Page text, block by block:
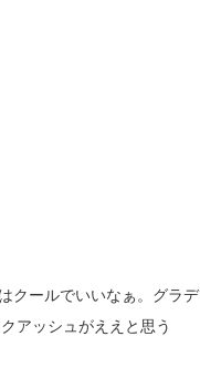
クールでいいなぁ。グラデ
アッシュがええと思う